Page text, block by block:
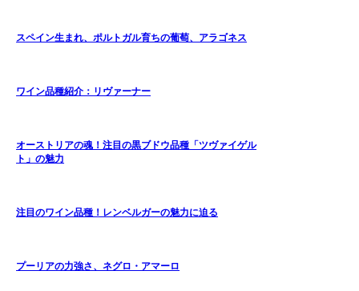
スペイン生まれ、ポルトガル育ちの葡萄、アラゴネス
ワイン品種紹介：リヴァーナー
オーストリアの魂！注目の黒ブドウ品種「ツヴァイゲル
ト」の魅力
注目のワイン品種！レンベルガーの魅力に迫る
プーリアの力強さ、ネグロ・アマーロ